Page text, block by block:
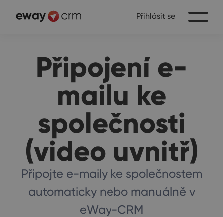
Přihlásit se
Připojení e-
mailu ke
společnosti
(video uvnitř)
Připojte e-maily ke společnostem
automaticky nebo manuálně v
eWay-CRM